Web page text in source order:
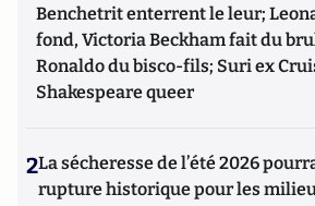
Benchetrit enterrent le leur;
fond, Victoria Beckham fait du
Ronaldo du bisco-fils; Suri ex
Shakespeare queer
2La sécheresse de l’été 2026
rupture historique pour les